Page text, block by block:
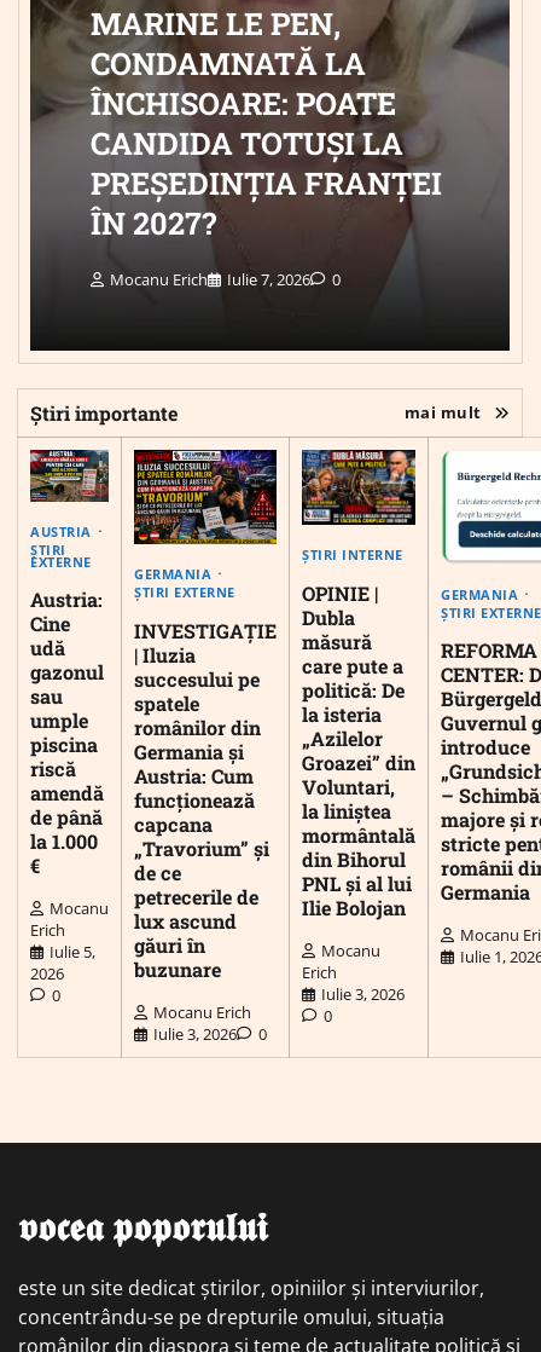
MARINE LE PEN,
CONDAMNATĂ LA
ÎNCHISOARE: POATE
CANDIDA TOTUȘI LA
PREȘEDINȚIA FRANȚEI
ÎN 2027?
Mocanu Erich Iulie 7, 2026 0
Știri importante mai mult
AUSTRIA
ȘTIRI
EXTERNE
Austria:
Cine
udă
gazonul
sau
umple
piscina
riscă
amendă
de până
la 1.000
€
Mocanu
Erich
Iulie 5,
2026
0
GERMANIA
ȘTIRI EXTERNE
INVESTIGAȚIE
| Iluzia
succesului pe
spatele
românilor din
Germania și
Austria: Cum
funcționează
capcana
„Travorium” și
de ce
petrecerile de
lux ascund
găuri în
buzunare
Mocanu Erich
Iulie 3, 2026
0
ȘTIRI INTERNE
OPINIE |
Dubla
măsură
care pute a
politică: De
la isteria
„Azilelor
Groazei” din
Voluntari,
la liniștea
mormântală
din Bihorul
PNL și al lui
Ilie Bolojan
Mocanu
Erich
Iulie 3, 2026
0
GERMANIA
ȘTIRI EXTERNE
CENTER:
Guvernul
introduce
–
majore și
stricte
românii
Germania
Mocanu
Iulie 1,
𝖛𝖔𝖈𝖊𝖆 𝖕𝖔𝖕𝖔𝖗𝖚𝖑𝖚𝖎
este un site dedicat știrilor, opiniilor și interviurilor,
concentrându-se pe drepturile omului, situația
românilor din diaspora și teme de actualitate politică și